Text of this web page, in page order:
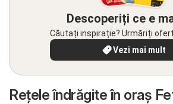
Descoperiți ce e
Căutați inspirație? Urmăriți
Vezi mai mult
Reţele îndrăgite în oraş